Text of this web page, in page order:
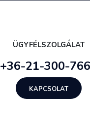
ÜGYFÉLSZOLGÁLAT
+36-21-300-
KAPCSOLAT